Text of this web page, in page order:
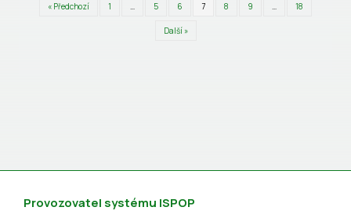
« Předchozí 1 … 5 6 7 8 9 … 18
Další »
Provozovatel systému ISPOP